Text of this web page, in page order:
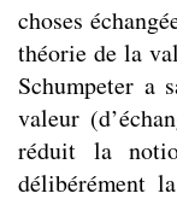
choses
théorie de la
Schumpeter a
valeur
réduit la
délibérément